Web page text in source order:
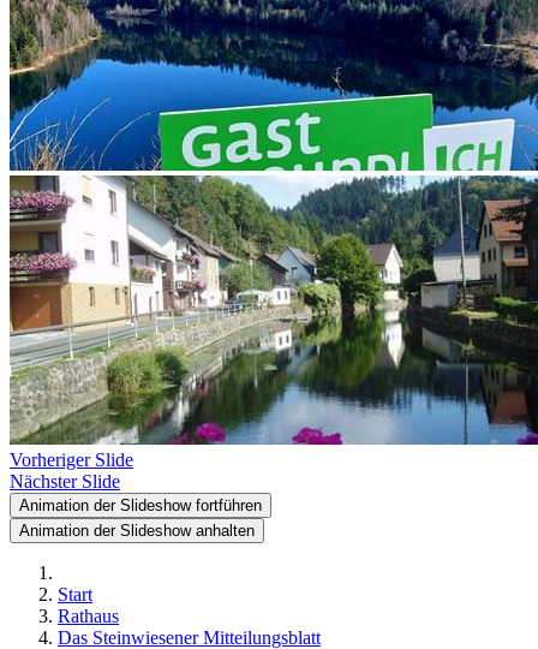
Vorheriger Slide
Nächster Slide
Animation der Slideshow fortführen
Animation der Slideshow anhalten
Start
Rathaus
Das Steinwiesener Mitteilungsblatt